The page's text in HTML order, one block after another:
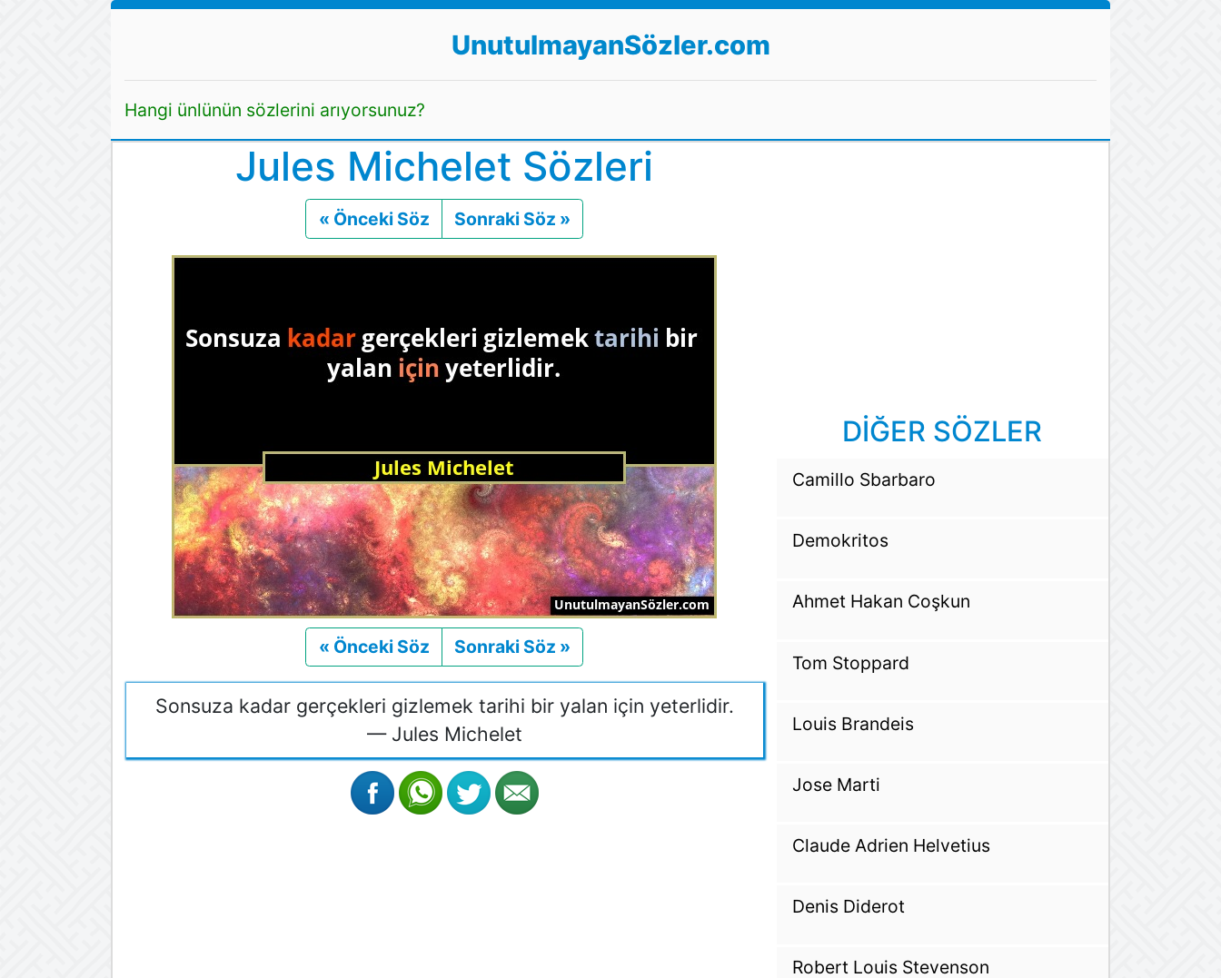
UnutulmayanSözler.com
Hangi ünlünün sözlerini arıyorsunuz?
Jules Michelet Sözleri
« Önceki Söz Önceki
Sonraki Söz »
« Önceki Söz Önceki
Sonraki Söz »
Sonsuza kadar gerçekleri gizlemek tarihi bir yalan için yeterlidir.
— Jules Michelet
DİĞER SÖZLER
Camillo Sbarbaro
Demokritos
Ahmet Hakan Coşkun
Tom Stoppard
Louis Brandeis
Jose Marti
Claude Adrien Helvetius
Denis Diderot
Robert Louis Stevenson